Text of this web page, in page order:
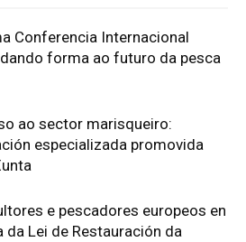
Conferencia Internacional
forma ao futuro da pesca
ao sector marisqueiro:
especializada promovida
e pescadores europeos en
da Lei de Restauración da